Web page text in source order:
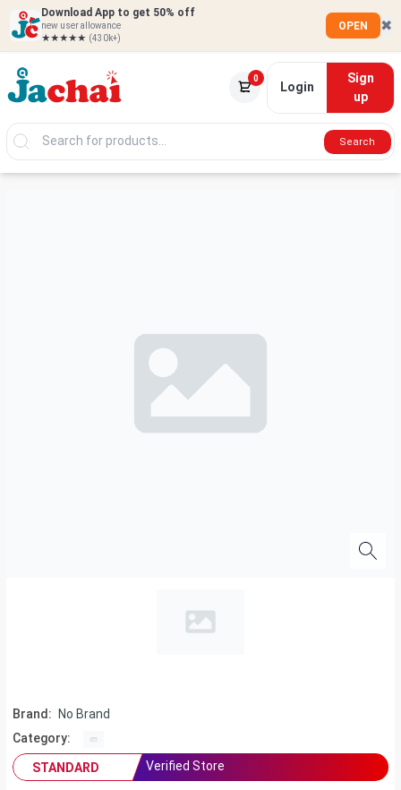
Download App to get 50% off
new user allowance
★★★★★ (430k+)
OPEN ✖
0
Login
Sign
up
Search
Brand:
No Brand
Category:
STANDARD
Verified Store